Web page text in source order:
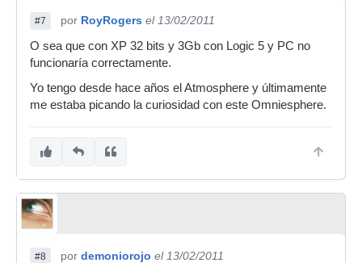
#7 por RoyRogers el 13/02/2011
O sea que con XP 32 bits y 3Gb con Logic 5 y PC no
funcionaría correctamente.
Yo tengo desde hace años el Atmosphere y últimamente
me estaba picando la curiosidad con este Omniesphere.
#8 por demoniorojo el 13/02/2011